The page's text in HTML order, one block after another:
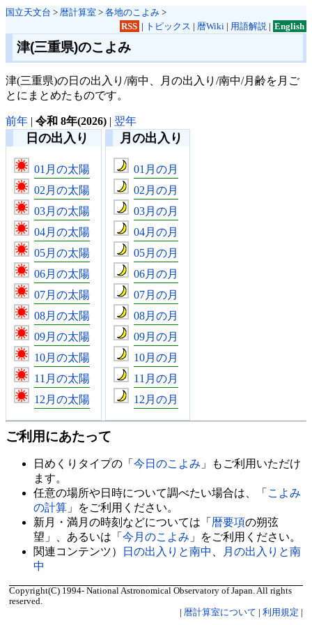
国立天文台 > 暦計算室 > 各地のこよみ >
RSS | トピックス | 暦Wiki| 用語解説| English
津(三重県)のこよみ
津(三重県)の日の出入り/南中、月の出入り/南中/月齢を月ご
とにまとめたものです。
前年 | 令和 8年(2026) | 翌年
日の出入り
01月の太陽
02月の太陽
03月の太陽
04月の太陽
05月の太陽
06月の太陽
07月の太陽
08月の太陽
09月の太陽
10月の太陽
11月の太陽
12月の太陽
月の出入り
01月の月
02月の月
03月の月
04月の月
05月の月
06月の月
07月の月
08月の月
09月の月
10月の月
11月の月
12月の月
ご利用にあたって
日めくりタイプの「 今日のこよみ 」もご利用いただけ
ます。
任意の場所や日時について調べたい場合は、「 こよみ
の計算 」をご利用ください。
新月・満月の時刻などについては「 暦要項の朔弦
望」、あるいは「 今月のこよみ 」をご利用ください。
関連コンテンツ）
日の出入りと南中
月の出入りと南
中
Copyright(C) 1994- National Astronomical Observatory of Japan. All rights
reserved.
| 暦計算室について | 利用規定 |